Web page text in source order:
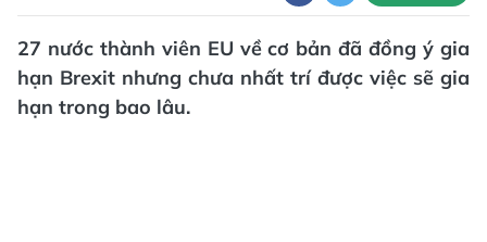
27 nước thành viên EU về cơ bản đã đồng ý gia
hạn Brexit nhưng chưa nhất trí được việc sẽ gia
hạn trong bao lâu.